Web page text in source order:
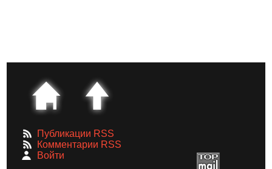
Публикации RSS
Комментарии RSS
Войти